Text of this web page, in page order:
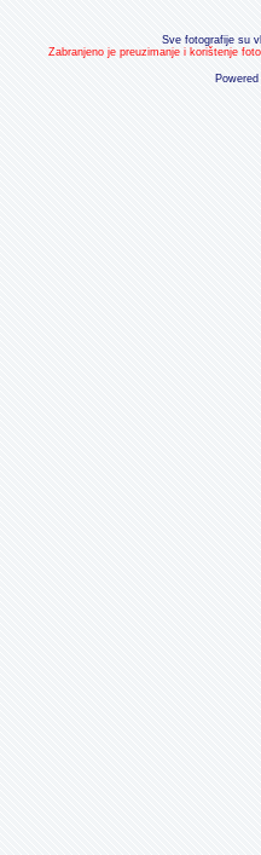
Sve fotografije su
Zabranjeno je preuzimanje i korištenje